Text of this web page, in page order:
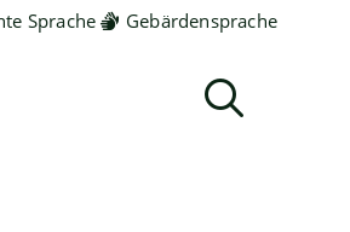
Sprache Gebärdensprache